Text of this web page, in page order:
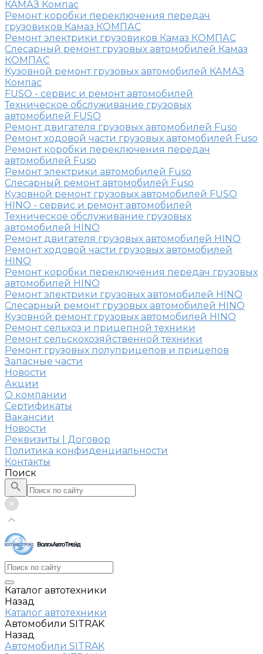
КАМАЗ Компас
Ремонт коробки переключения передач
грузовиков Камаз КОМПАС
Ремонт электрики грузовиков Камаз КОМПАС
Слесарный ремонт грузовых автомобилей Камаз
КОМПАС
Кузовной ремонт грузовых автомобилей КАМАЗ
Компас
FUSO - сервис и ремонт автомобилей
Техническое обслуживание грузовых
автомобилей FUSO
Ремонт двигателя грузовых автомобилей Fuso
Ремонт ходовой части грузовых автомобилей Fuso
Ремонт коробки переключения передач
автомобилей Fuso
Ремонт электрики автомобилей Fuso
Слесарный ремонт автомобилей Fuso
Кузовной ремонт грузовых автомобилей FUSO
HINO - сервис и ремонт автомобилей
Техническое обслуживание грузовых
автомобилей HINO
Ремонт двигателя грузовых автомобилей HINO
Ремонт ходовой части грузовых автомобилей
HINO
Ремонт коробки переключения передач грузовых
автомобилей HINO
Ремонт электрики грузовых автомобилей HINO
Слесарный ремонт грузовых автомобилей HINO
Кузовной ремонт грузовых автомобилей HINO
Ремонт сельхоз и прицепной техники
Ремонт сельскохозяйственной техники
Ремонт грузовых полуприцепов и прицепов
Запасные части
Новости
Акции
О компании
Сертификаты
Вакансии
Новости
Реквизиты | Договор
Политика конфиденциальности
Контакты
Поиск
Каталог автотехники
Назад
Каталог автотехники
Автомобили SITRAK
Назад
Автомобили SITRAK